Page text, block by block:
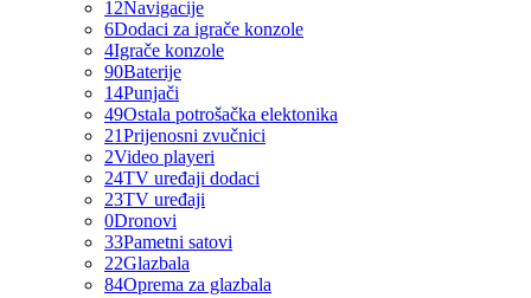
12Navigacije
6Dodaci za igrače konzole
4Igrače konzole
90Baterije
14Punjači
49Ostala potrošačka elektonika
21Prijenosni zvučnici
2Video playeri
24TV uređaji dodaci
23TV uređaji
0Dronovi
33Pametni satovi
22Glazbala
84Oprema za glazbala